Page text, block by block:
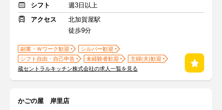
シフト
週3日以上
アクセス
北加賀屋駅
徒歩9分
副業・Ｗワーク歓迎
シルバー歓迎
シフト自由・自己申告
未経験者歓迎
主婦(夫)歓迎
蔵セントラルキッチン株式会社の求人一覧を見る
かごの屋 岸里店